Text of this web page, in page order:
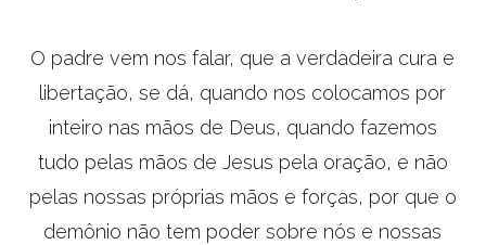
O padre vem nos falar, que a verdadeira cura e
libertação, se dá, quando nos colocamos por
inteiro nas mãos de Deus, quando fazemos
tudo pelas mãos de Jesus pela oração, e não
pelas nossas próprias mãos e forças, por que o
demônio não tem poder sobre nós e nossas